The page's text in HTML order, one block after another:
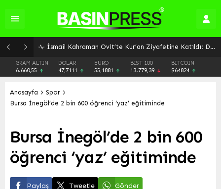
GRAM ALTIN
6.660,55
DOLAR
47,7111
EURO
55,1881
BIST 100
13.779,39
BITCOIN
$64824
Anasayfa
Spor
Bursa İnegöl’de 2 bin 600 öğrenci ‘yaz’ eğitiminde
Bursa İnegöl’de 2 bin 600
öğrenci ‘yaz’ eğitiminde
Paylaş Tweetle Gönder